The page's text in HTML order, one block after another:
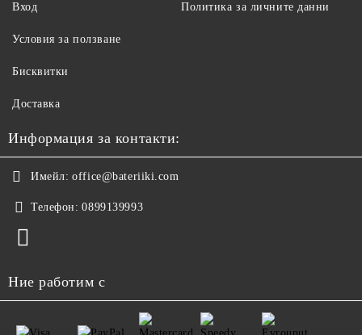
Вход Политика за личните данни
Условия за ползване
Бисквитки
Доставка
Информация за контакти:
Имейл: office@bateriiki.com
Телефон: 0899139993
Ние работим с